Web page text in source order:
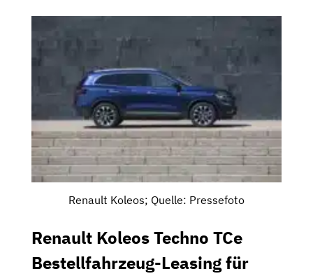
Renault Koleos; Quelle: Pressefoto
Renault Koleos Techno TCe
Bestellfahrzeug-Leasing für